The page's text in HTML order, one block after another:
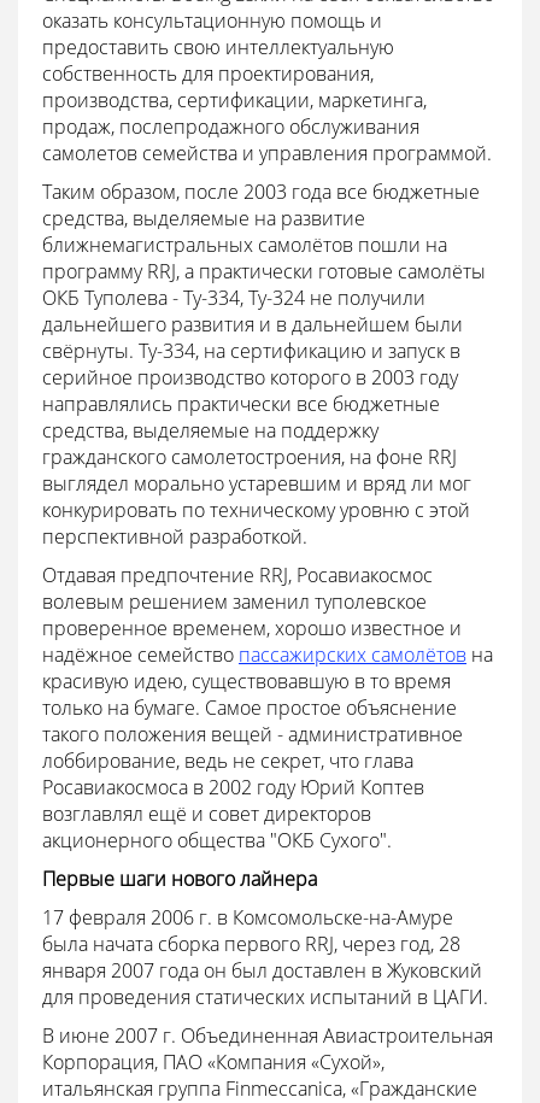
оказать консультационную помощь и
предоставить свою интеллектуальную
собственность для проектирования,
производства, сертификации, маркетинга,
продаж, послепродажного обслуживания
самолетов семейства и управления программой.
Таким образом, после 2003 года все бюджетные
средства, выделяемые на развитие
ближнемагистральных самолётов пошли на
программу RRJ, а практически готовые самолёты
ОКБ Туполева - Ту-334, Ту-324 не получили
дальнейшего развития и в дальнейшем были
свёрнуты. Ту-334, на сертификацию и запуск в
серийное производство которого в 2003 году
направлялись практически все бюджетные
средства, выделяемые на поддержку
гражданского самолетостроения, на фоне RRJ
выглядел морально устаревшим и вряд ли мог
конкурировать по техническому уровню с этой
перспективной разработкой.
Отдавая предпочтение RRJ, Росавиакосмос
волевым решением заменил туполевское
проверенное временем, хорошо известное и
надёжное семейство пассажирских самолётов на
красивую идею, существовавшую в то время
только на бумаге. Самое простое объяснение
такого положения вещей - административное
лоббирование, ведь не секрет, что глава
Росавиакосмоса в 2002 году Юрий Коптев
возглавлял ещё и совет директоров
акционерного общества "ОКБ Сухого".
Первые шаги нового лайнера
17 февраля 2006 г. в Комсомольске-на-Амуре
была начата сборка первого RRJ, через год, 28
января 2007 года он был доставлен в Жуковский
для проведения статических испытаний в ЦАГИ.
В июне 2007 г. Объединенная Авиастроительная
Корпорация, ПАО «Компания «Сухой»,
итальянская группа Finmeccanica, «Гражданские